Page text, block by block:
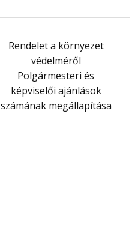
Rendelet a környezet
védelméről
Polgármesteri és
képviselői ajánlások
számának megállapítása